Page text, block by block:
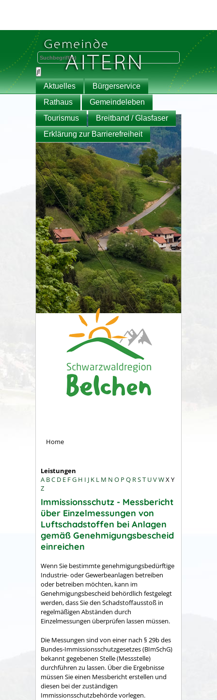
Aktuelles
Bürgerservice
Rathaus
Gemeindeleben
Tourismus
Breitband / Glasfaser
Erklärung zur Barrierefreiheit
Home
Leistungen
A BC D E FG H I J K L M N O P Q RST UVWXY
Z
Immissionsschutz - Messbericht
über Einzelmessungen von
Luftschadstoffen bei Anlagen
gemäß Genehmigungsbescheid
einreichen
Wenn Sie bestimmte genehmigungsbedürftige
Industrie- oder Gewerbeanlagen betreiben
oder betreiben möchten, kann im
Genehmigungsbescheid behördlich festgelegt
werden, dass Sie den Schadstoffausstoß in
regelmäßigen Abständen durch
Einzelmessungen überprüfen lassen müssen.
Die Messungen sind von einer nach § 29b des
Bundes-Immissionsschutzgesetzes (BImSchG)
bekannt gegebenen Stelle (Messstelle)
durchführen zu lassen. Über die Ergebnisse
müssen Sie einen Messbericht erstellen und
diesen bei der zuständigen
Immissionsschutzbehörde vorlegen.